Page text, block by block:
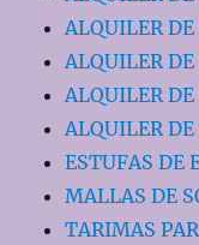
ALQUILER
ALQUILER
ALQUILER
ALQUILER
ESTUFAS DE
MALLAS DE
TARIMAS